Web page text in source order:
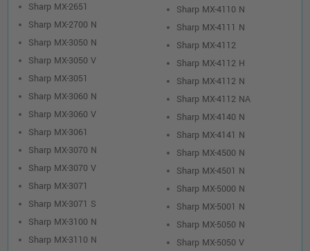
Sharp MX-2651
Sharp MX-2700 N
Sharp MX-3050 N
Sharp MX-3050 V
Sharp MX-3051
Sharp MX-3060 N
Sharp MX-3060 V
Sharp MX-3061
Sharp MX-3070 N
Sharp MX-3070 V
Sharp MX-3071
Sharp MX-3071 S
Sharp MX-3100 N
Sharp MX-3110 N
Sharp MX-4110 N
Sharp MX-4111 N
Sharp MX-4112
Sharp MX-4112 H
Sharp MX-4112 N
Sharp MX-4112 NA
Sharp MX-4140 N
Sharp MX-4141 N
Sharp MX-4500 N
Sharp MX-4501 N
Sharp MX-5000 N
Sharp MX-5001 N
Sharp MX-5050 N
Sharp MX-5050 V